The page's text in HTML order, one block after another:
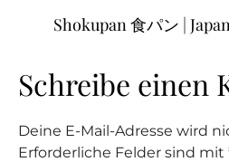
Shokupan 食パン |
Schreibe einen
Deine E-Mail-Adresse wird
Erforderliche Felder sind mit